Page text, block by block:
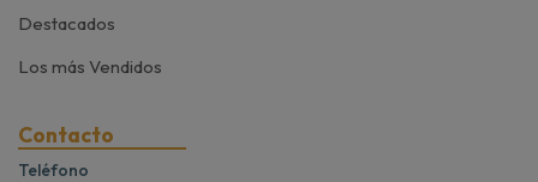
Destacados
Los más Vendidos
Contacto
Teléfono